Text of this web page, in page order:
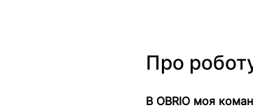
Про
В OBRIO моя